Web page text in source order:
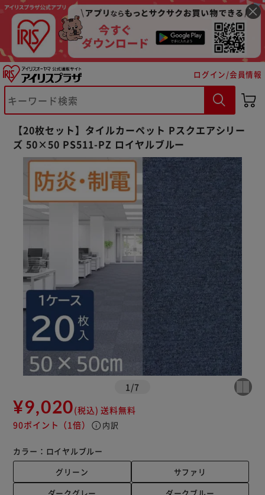
ログイン/会員情報
【20枚セット】タイルカーペット Pスクエアシリー
ズ 50×50 PS511-PZ ロイヤルブルー
1 /7
¥9,020(税込) 送料無料
90ポイント （1倍） info 内訳
カラー： ロイヤルブルー
グリーン
サファリ
※ご確認ください